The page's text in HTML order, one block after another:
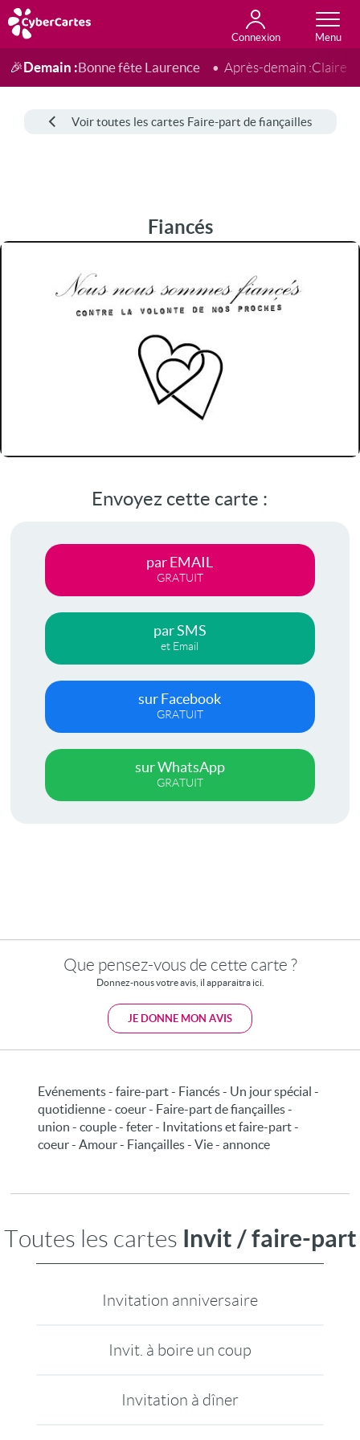
Connexion
Anniversaire
Fête du jour
Amour
Amitié
Merci
Toutes les cartes
🎉Demain :Bonne fête Laurence Après-demain :Claire
Voir toutes les cartes Faire-part de fiançailles
Fiancés
Envoyez cette carte :
par EMAIL
GRATUIT
par SMS
et Email
sur Facebook
GRATUIT
sur WhatsApp
GRATUIT
Que pensez-vous de cette carte ?
Donnez-nous votre avis, il apparaitra ici.
JE DONNE MON AVIS
Evénements - faire-part - Fiancés - Un jour spécial -
quotidienne - coeur - Faire-part de fiançailles -
union - couple - feter - Invitations et faire-part -
coeur - Amour - Fiançailles - Vie - annonce
Toutes les cartes Invit / faire-part
Invitation anniversaire
Invit. à boire un coup
Invitation à dîner